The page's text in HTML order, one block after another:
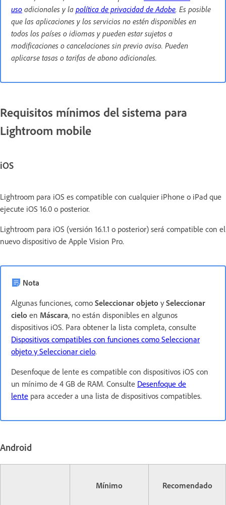
uso adicionales y la política de privacidad de Adobe. Es posible
que las aplicaciones y los servicios no estén disponibles en
todos los países o idiomas y pueden estar sujetos a
modificaciones o cancelaciones sin previo aviso. Pueden
aplicarse tasas o tarifas de abono adicionales.
Requisitos mínimos del sistema para
Lightroom mobile
iOS
Lightroom para iOS es compatible con cualquier iPhone o iPad que
ejecute iOS 16.0 o posterior.
Lightroom para iOS (versión 16.1.1 o posterior) será compatible con el
nuevo dispositivo de Apple Vision Pro.
Nota
Algunas funciones, como Seleccionar objeto y Seleccionar
cielo en Máscara, no están disponibles en algunos
dispositivos iOS. Para obtener la lista completa, consulte
Dispositivos compatibles con funciones como Seleccionar
objeto y Seleccionar cielo.
Desenfoque de lente es compatible con dispositivos iOS con
un mínimo de 4 GB de RAM. Consulte Desenfoque de
lente para acceder a una lista de dispositivos compatibles.
Android
Mínimo Recomendado